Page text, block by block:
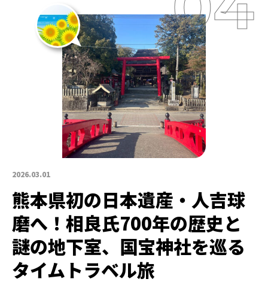
2026.03.01
熊本県初の日本遺産・人吉球
磨へ！相良氏700年の歴史と
謎の地下室、国宝神社を巡る
タイムトラベル旅